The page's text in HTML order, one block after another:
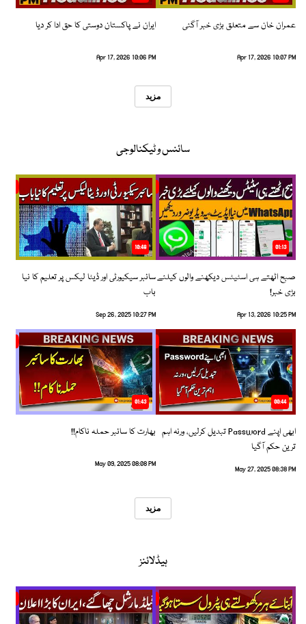
عمران خان سے متعلق بڑی خبر آگئی
Apr 17, 2026 10:07 PM
ایران نے پاکستان دوستی کا حق ادا کر دیا
Apr 17, 2026 10:06 PM
مزید
سائنس و ٹیکنالوجی
01:13
صبح اٹھتے ہی اسٹیٹس دیکھنے والوں کیلئے
بڑی خبر!
Apr 13, 2026 10:25 PM
10:48
سائبر سیکیورٹی اور ڈیٹا لیکس پر تعلیم کا نیا
باب
Sep 26, 2025 10:27 PM
00:44
ابھی اپنے Password تبدیل کرلیں، ورنہ اہم
ترین حکم آگیا
May 27, 2025 08:38 PM
01:43
بھارت کا سائبر حملہ ناکام!!
May 09, 2025 08:08 PM
مزید
ہیڈلائنز